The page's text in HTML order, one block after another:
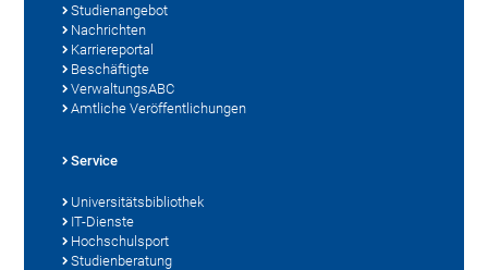
Studienangebot
Nachrichten
Karriereportal
Beschäftigte
VerwaltungsABC
Amtliche Veröffentlichungen
Service
Universitätsbibliothek
IT-Dienste
Hochschulsport
Studienberatung